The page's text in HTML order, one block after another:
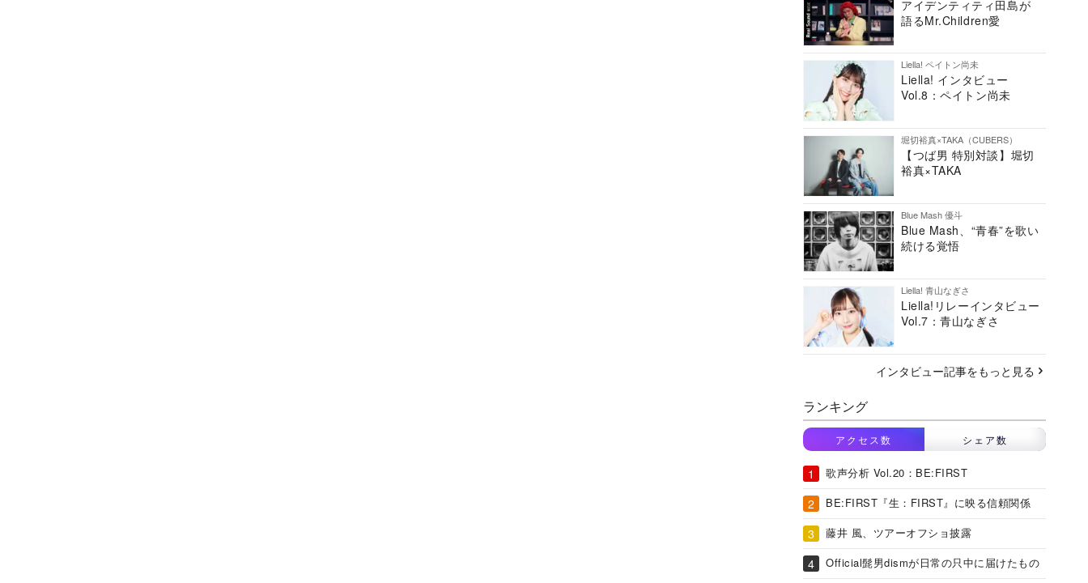
アイデンティティ田島が
語るMr.Children愛
Liella! ペイトン尚未
Liella! インタビュー
Vol.8：ペイトン尚未
堀切裕真×TAKA（CUBERS）
【つば男 特別対談】堀切
裕真×TAKA
Blue Mash 優斗
Blue Mash、“青春”を歌い
続ける覚悟
Liella! 青山なぎさ
Liella!リレーインタビュー
Vol.7：青山なぎさ
インタビュー記事をもっと見る
ランキング
アクセス数 シェア数
歌声分析 Vol.20：BE:FIRST
BE:FIRST『生：FIRST』に映る信頼関係
藤井 風、ツアーオフショ披露
Official髭男dismが日常の只中に届けたもの